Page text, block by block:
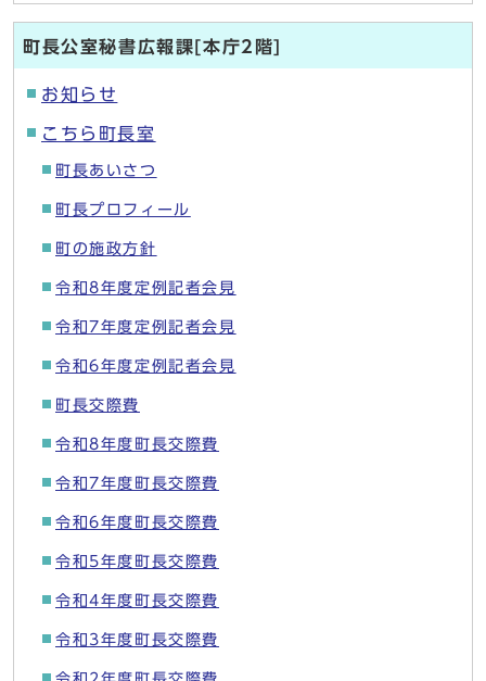
町長公室秘書広報課[本庁2階]
お知らせ
こちら町長室
町長あいさつ
町長プロフィール
町の施政方針
令和8年度定例記者会見
令和7年度定例記者会見
令和6年度定例記者会見
町長交際費
令和8年度町長交際費
令和7年度町長交際費
令和6年度町長交際費
令和5年度町長交際費
令和4年度町長交際費
令和3年度町長交際費